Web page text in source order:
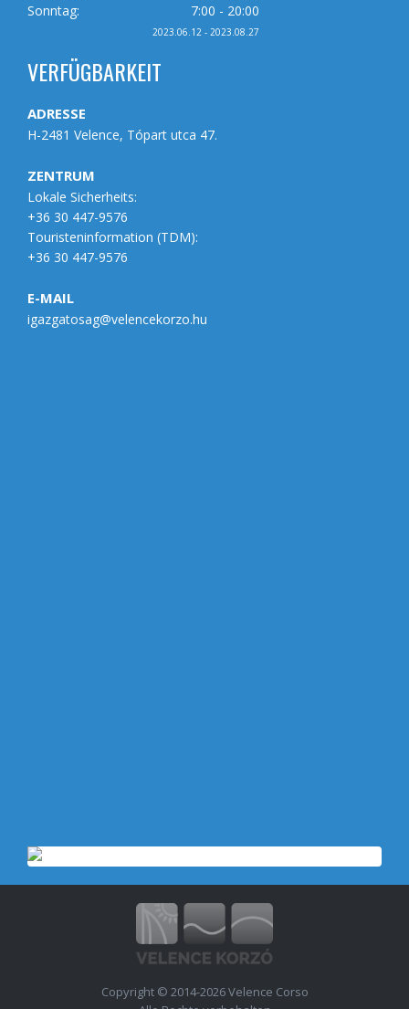
Sonntag:
7:00 - 20:00
2023.06.12 - 2023.08.27
VERFÜGBARKEIT
ADRESSE
H-2481 Velence, Tópart utca 47.
ZENTRUM
Lokale Sicherheits:
+36 30 447-9576
Touristeninformation (TDM):
+36 30 447-9576
E-MAIL
igazgatosag@velencekorzo.hu
Copyright © 2014-2026 Velence Corso